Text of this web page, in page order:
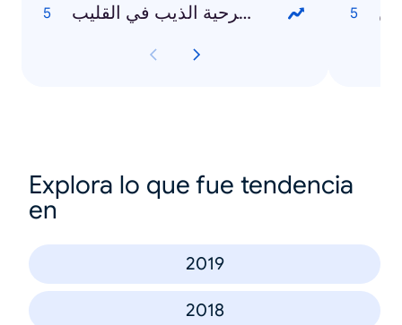
مسرحية الذيب في القليب
Explora lo que fue tendencia
en
2019
2018